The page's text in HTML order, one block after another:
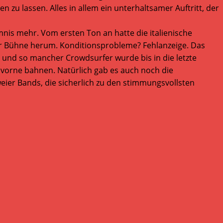
zu lassen. Alles in allem ein unterhaltsamer Auftritt, der
mehr. Vom ersten Ton an hatte die italienische
herum. Konditionsprobleme? Fehlanzeige. Das
so mancher Crowdsurfer wurde bis in die letzte
bahnen. Natürlich gab es auch noch die
Bands, die sicherlich zu den stimmungsvollsten